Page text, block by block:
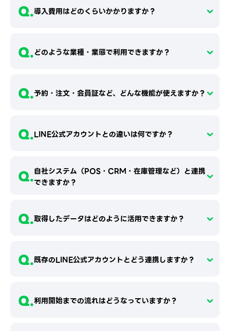
Q.導入費用はどのくらいかかりますか？
Q.どのような業種・業態で利用できますか？
Q.予約・注文・会員証など、どんな機能が使えますか？
Q.LINE公式アカウントとの違いは何ですか？
Q.自社システム（POS・CRM・在庫管理など）と連携
できますか？
Q.取得したデータはどのように活用できますか？
Q.既存のLINE公式アカウントとどう連携しますか？
Q.利用開始までの流れはどうなっていますか？